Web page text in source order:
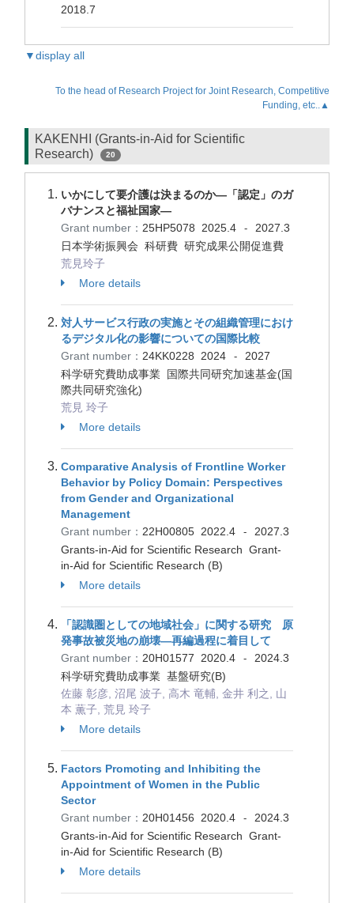
2018.7
▼display all
To the head of Research Project for Joint Research, Competitive
Funding, etc..▲
KAKENHI (Grants-in-Aid for Scientific
Research)
20
いかにして要介護は決まるのか―「認定」のガ
バナンスと福祉国家―
Grant number： 25HP5078 2025.4 -
2027.3
日本学術振興会 科研費 研究成果公開促進費
荒見玲子
More details
対人サービス行政の実施とその組織管理におけ
るデジタル化の影響についての国際比較
Grant number： 24KK0228 2024 -
2027
科学研究費助成事業 国際共同研究加速基金(国
際共同研究強化)
荒見 玲子
More details
Comparative Analysis of Frontline Worker
Behavior by Policy Domain: Perspectives
from Gender and Organizational
Management
Grant number： 22H00805 2022.4 -
2027.3
Grants-in-Aid for Scientific Research Grant-
in-Aid for Scientific Research (B)
More details
「認識圏としての地域社会」に関する研究 原
発事故被災地の崩壊―再編過程に着目して
Grant number： 20H01577 2020.4 -
2024.3
科学研究費助成事業 基盤研究(B)
佐藤 彰彦, 沼尾 波子, 高木 竜輔, 金井 利之, 山
本 薫子, 荒見 玲子
More details
Factors Promoting and Inhibiting the
Appointment of Women in the Public
Sector
Grant number： 20H01456 2020.4 -
2024.3
Grants-in-Aid for Scientific Research Grant-
in-Aid for Scientific Research (B)
More details